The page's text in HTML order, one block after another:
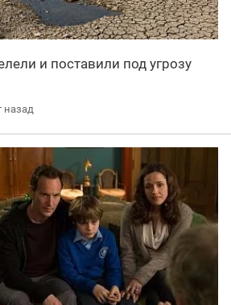
и поставили под угрозу
назад